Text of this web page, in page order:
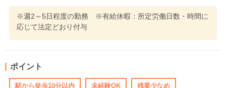
※週2～5日程度の勤務 ※有給休暇：所定労働日数・時間に
応じて法定どおり付与
ポイント
駅から徒歩10分以内 未経験OK 残業少なめ